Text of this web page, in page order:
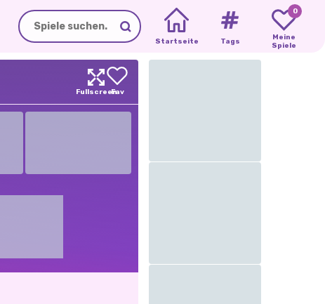
Startseite Tags
0
Meine
Spiele